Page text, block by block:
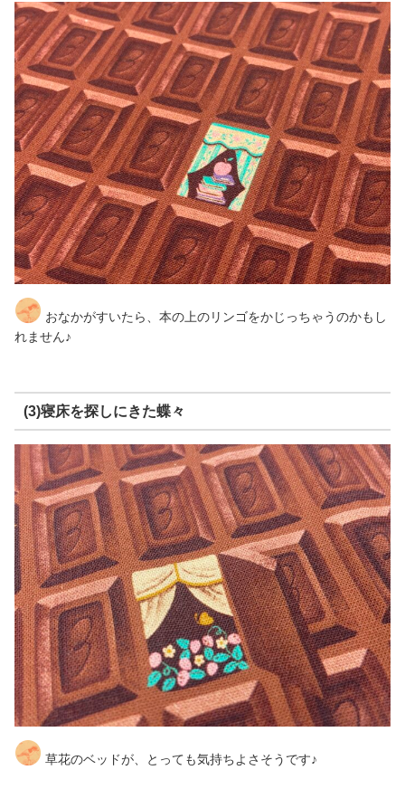
おなかがすいたら、本の上のリンゴをかじっちゃうのかもし
れません♪
(3)寝床を探しにきた蝶々
草花のベッドが、とっても気持ちよさそうです♪